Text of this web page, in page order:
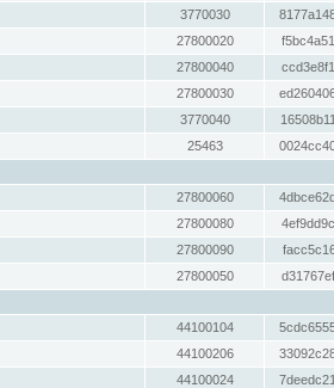
3770030
27800020
27800040
27800030
3770040
25463
27800060
27800080
27800090
27800050
44100104
44100206
44100024